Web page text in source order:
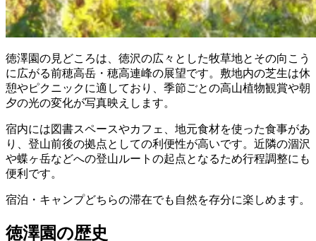
徳澤園の見どころは、徳沢の広々とした牧草地とその向こう
に広がる前穂高岳・穂高連峰の展望です。敷地内の芝生は休
憩やピクニックに適しており、季節ごとの高山植物観賞や朝
夕の光の変化が写真映えします。
宿内には図書スペースやカフェ、地元食材を使った食事があ
り、登山前後の拠点としての利便性が高いです。近隣の涸沢
や蝶ヶ岳などへの登山ルートの起点となるため行程調整にも
便利です。
宿泊・キャンプどちらの滞在でも自然を存分に楽しめます。
徳澤園の歴史